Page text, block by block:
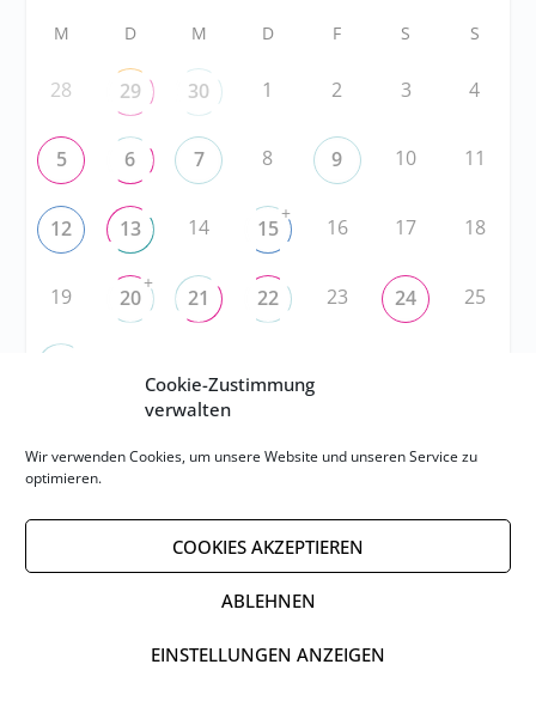
Cookie-Zustimmung
verwalten
Wir verwenden Cookies, um unsere Website und unseren Service zu
optimieren.
COOKIES AKZEPTIEREN
ABLEHNEN
EINSTELLUNGEN ANZEIGEN
M D M D F S S
28 29 30 1 2 3 4
5 6 7 8 9 10 11
12 13 14 15
+
16 17 18
19 20
+
21 22 23 24 25
RSS
RSS-FEED abonnieren